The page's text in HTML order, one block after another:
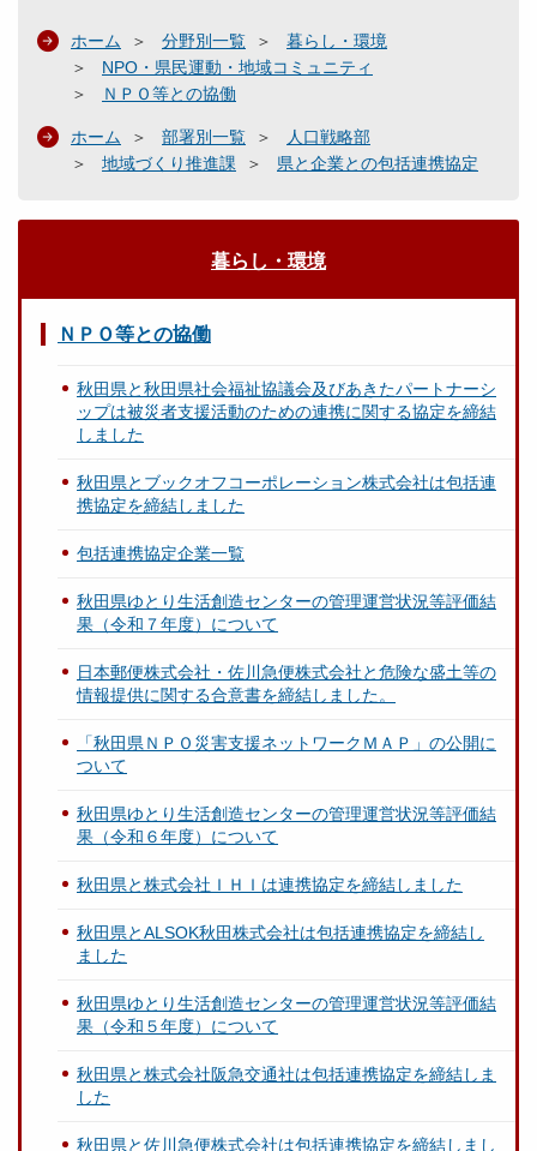
ホーム 分野別一覧
暮らし・環境
NPO・県民運動・地域コミュニティ
ＮＰＯ等との協働
ホーム 部署別一覧
人口戦略部
地域づくり推進課
県と企業との包括連携協定
暮らし・環境
ＮＰＯ等との協働
秋田県と秋田県社会福祉協議会及びあきたパートナーシ
ップは被災者支援活動のための連携に関する協定を締結
しました
秋田県とブックオフコーポレーション株式会社は包括連
携協定を締結しました
包括連携協定企業一覧
秋田県ゆとり生活創造センターの管理運営状況等評価結
果（令和７年度）について
日本郵便株式会社・佐川急便株式会社と危険な盛土等の
情報提供に関する合意書を締結しました。
「秋田県ＮＰＯ災害支援ネットワークＭＡＰ」の公開に
ついて
秋田県ゆとり生活創造センターの管理運営状況等評価結
果（令和６年度）について
秋田県と株式会社ＩＨＩは連携協定を締結しました
秋田県とALSOK秋田株式会社は包括連携協定を締結し
ました
秋田県ゆとり生活創造センターの管理運営状況等評価結
果（令和５年度）について
秋田県と株式会社阪急交通社は包括連携協定を締結しま
した
秋田県と佐川急便株式会社は包括連携協定を締結しまし